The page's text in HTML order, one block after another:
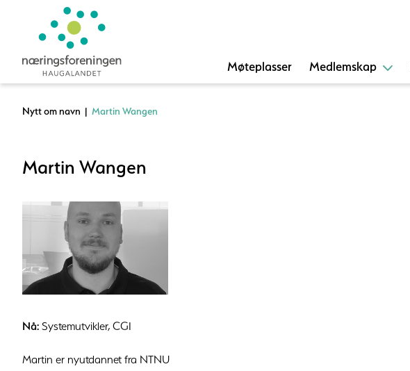
Møteplasser Medlemskap
Nytt om navn | Martin Wangen
Martin Wangen
Nå: Systemutvikler, CGI
Martin er nyutdannet fra NTNU